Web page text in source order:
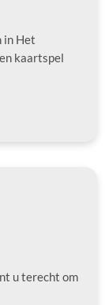
in Het
kaartspel
u terecht om